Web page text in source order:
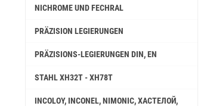
NICHROME UND FECHRAL
PRÄZISION LEGIERUNGEN
PRÄZISIONS-LEGIERUNGEN DIN, EN
STAHL ХН32Т - ХН78Т
INCOLOY, INCONEL, NIMONIC, ХАСТЕЛОЙ,